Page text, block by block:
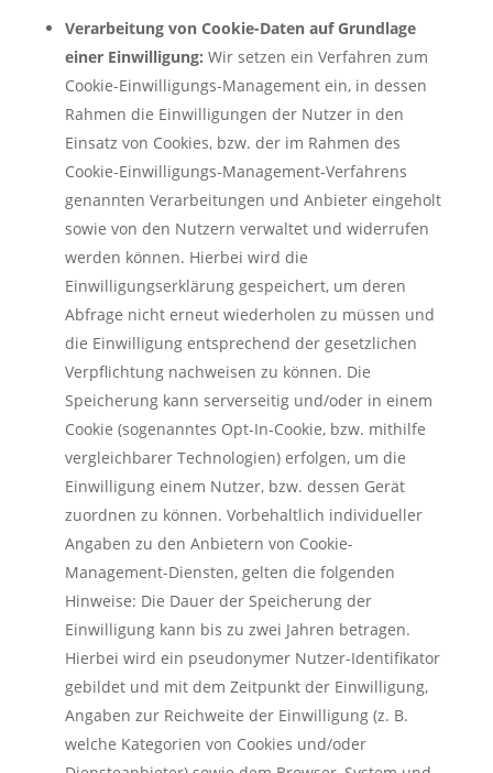
Verarbeitung von Cookie-Daten auf Grundlage
einer Einwilligung: Wir setzen ein Verfahren zum
Cookie-Einwilligungs-Management ein, in dessen
Rahmen die Einwilligungen der Nutzer in den
Einsatz von Cookies, bzw. der im Rahmen des
Cookie-Einwilligungs-Management-Verfahrens
genannten Verarbeitungen und Anbieter eingeholt
sowie von den Nutzern verwaltet und widerrufen
werden können. Hierbei wird die
Einwilligungserklärung gespeichert, um deren
Abfrage nicht erneut wiederholen zu müssen und
die Einwilligung entsprechend der gesetzlichen
Verpflichtung nachweisen zu können. Die
Speicherung kann serverseitig und/oder in einem
Cookie (sogenanntes Opt-In-Cookie, bzw. mithilfe
vergleichbarer Technologien) erfolgen, um die
Einwilligung einem Nutzer, bzw. dessen Gerät
zuordnen zu können. Vorbehaltlich individueller
Angaben zu den Anbietern von Cookie-
Management-Diensten, gelten die folgenden
Hinweise: Die Dauer der Speicherung der
Einwilligung kann bis zu zwei Jahren betragen.
Hierbei wird ein pseudonymer Nutzer-Identifikator
gebildet und mit dem Zeitpunkt der Einwilligung,
Angaben zur Reichweite der Einwilligung (z. B.
welche Kategorien von Cookies und/oder